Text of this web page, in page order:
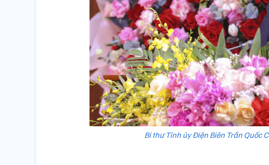
Bí thư Tỉnh ủy Điện Biên Trần Quốc